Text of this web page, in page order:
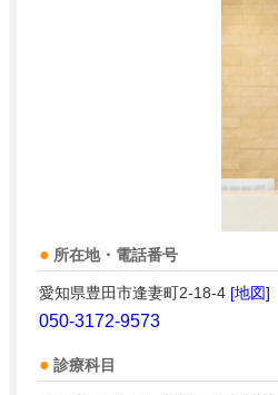
所在地・電話番号
愛知県豊田市逢妻町2-18-4 [地図]
050-3172-9573
診療科目